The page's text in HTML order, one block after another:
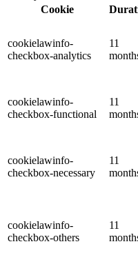
Cookie
cookielawinfo-
checkbox-analytics
11
cookielawinfo-
checkbox-functional
11
cookielawinfo-
checkbox-necessary
11
cookielawinfo-
checkbox-others
11